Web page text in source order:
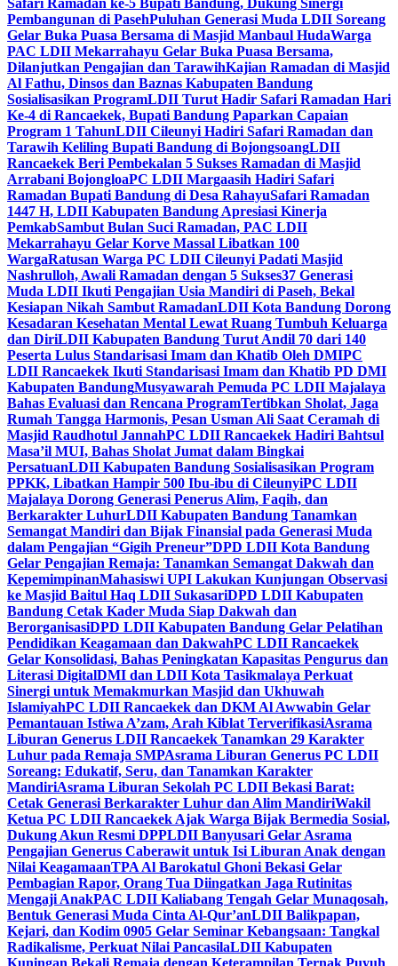
Safari Ramadan ke-5 Bupati Bandung, Dukung Sinergi
Pembangunan di PasehPuluhan Generasi Muda LDII Soreang
Gelar Buka Puasa Bersama di Masjid Manbaul HudaWarga
PAC LDII Mekarrahayu Gelar Buka Puasa Bersama,
Dilanjutkan Pengajian dan TarawihKajian Ramadan di Masjid
Al Fathu, Dinsos dan Baznas Kabupaten Bandung
Sosialisasikan ProgramLDII Turut Hadir Safari Ramadan Hari
Ke-4 di Rancaekek, Bupati Bandung Paparkan Capaian
Program 1 TahunLDII Cileunyi Hadiri Safari Ramadan dan
Tarawih Keliling Bupati Bandung di BojongsoangLDII
Rancaekek Beri Pembekalan 5 Sukses Ramadan di Masjid
Arrabani BojongloaPC LDII Margaasih Hadiri Safari
Ramadan Bupati Bandung di Desa RahayuSafari Ramadan
1447 H, LDII Kabupaten Bandung Apresiasi Kinerja
PemkabSambut Bulan Suci Ramadan, PAC LDII
Mekarrahayu Gelar Korve Massal Libatkan 100
WargaRatusan Warga PC LDII Cileunyi Padati Masjid
Nashrulloh, Awali Ramadan dengan 5 Sukses37 Generasi
Muda LDII Ikuti Pengajian Usia Mandiri di Paseh, Bekal
Kesiapan Nikah Sambut RamadanLDII Kota Bandung Dorong
Kesadaran Kesehatan Mental Lewat Ruang Tumbuh Keluarga
dan DiriLDII Kabupaten Bandung Turut Andil 70 dari 140
Peserta Lulus Standarisasi Imam dan Khatib Oleh DMIPC
LDII Rancaekek Ikuti Standarisasi Imam dan Khatib PD DMI
Kabupaten BandungMusyawarah Pemuda PC LDII Majalaya
Bahas Evaluasi dan Rencana ProgramTertibkan Sholat, Jaga
Rumah Tangga Harmonis, Pesan Usman Ali Saat Ceramah di
Masjid Raudhotul JannahPC LDII Rancaekek Hadiri Bahtsul
Masa’il MUI, Bahas Sholat Jumat dalam Bingkai
PersatuanLDII Kabupaten Bandung Sosialisasikan Program
PPKK, Libatkan Hampir 500 Ibu-ibu di CileunyiPC LDII
Majalaya Dorong Generasi Penerus Alim, Faqih, dan
Berkarakter LuhurLDII Kabupaten Bandung Tanamkan
Semangat Mandiri dan Bijak Finansial pada Generasi Muda
dalam Pengajian “Gigih Preneur”DPD LDII Kota Bandung
Gelar Pengajian Remaja: Tanamkan Semangat Dakwah dan
KepemimpinanMahasiswi UPI Lakukan Kunjungan Observasi
ke Masjid Baitul Haq LDII SukasariDPD LDII Kabupaten
Bandung Cetak Kader Muda Siap Dakwah dan
BerorganisasiDPD LDII Kabupaten Bandung Gelar Pelatihan
Pendidikan Keagamaan dan DakwahPC LDII Rancaekek
Gelar Konsolidasi, Bahas Peningkatan Kapasitas Pengurus dan
Literasi DigitalDMI dan LDII Kota Tasikmalaya Perkuat
Sinergi untuk Memakmurkan Masjid dan Ukhuwah
IslamiyahPC LDII Rancaekek dan DKM Al Awwabin Gelar
Pemantauan Istiwa A’zam, Arah Kiblat TerverifikasiAsrama
Liburan Generus LDII Rancaekek Tanamkan 29 Karakter
Luhur pada Remaja SMPAsrama Liburan Generus PC LDII
Soreang: Edukatif, Seru, dan Tanamkan Karakter
MandiriAsrama Liburan Sekolah PC LDII Bekasi Barat:
Cetak Generasi Berkarakter Luhur dan Alim MandiriWakil
Ketua PC LDII Rancaekek Ajak Warga Bijak Bermedia Sosial,
Dukung Akun Resmi DPPLDII Banyusari Gelar Asrama
Pengajian Generus Caberawit untuk Isi Liburan Anak dengan
Nilai KeagamaanTPA Al Barokatul Ghoni Bekasi Gelar
Pembagian Rapor, Orang Tua Diingatkan Jaga Rutinitas
Mengaji AnakPAC LDII Kaliabang Tengah Gelar Munaqosah,
Bentuk Generasi Muda Cinta Al-Qur’anLDII Balikpapan,
Kejari, dan Kodim 0905 Gelar Seminar Kebangsaan: Tangkal
Radikalisme, Perkuat Nilai PancasilaLDII Kabupaten